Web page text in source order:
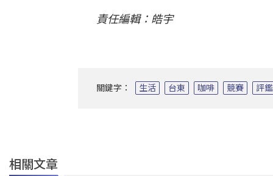
責任編輯：皓宇
關鍵字： 生活 台東 咖啡 競賽 評鑑
相關文章